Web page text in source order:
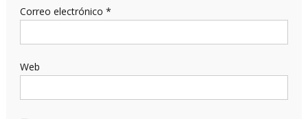
Correo electrónico *
Web